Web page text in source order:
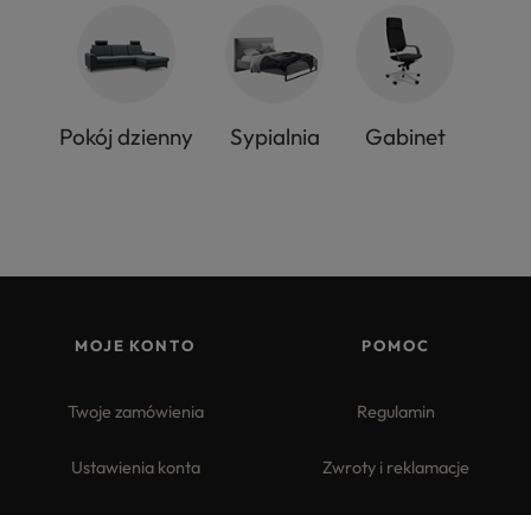
Pokój dzienny Sypialnia Gabinet
MOJE KONTO
Twoje zamówienia
Ustawienia konta
POMOC
Regulamin
Zwroty i reklamacje